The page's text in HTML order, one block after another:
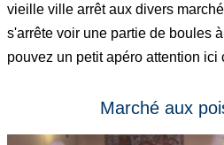
vieille ville arrêt aux divers
s'arrête voir une partie de boules
pouvez un petit apéro attention ici
Marché aux